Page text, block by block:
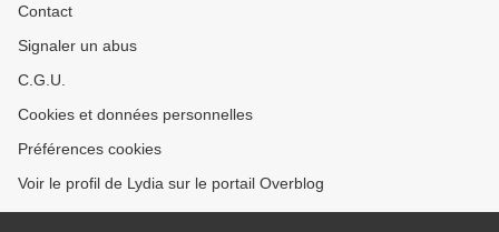
Contact
Signaler un abus
C.G.U.
Cookies et données personnelles
Préférences cookies
Voir le profil de Lydia sur le portail Overblog